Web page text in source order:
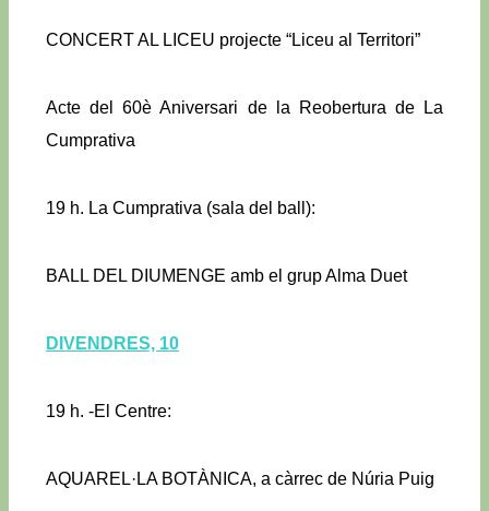
CONCERT AL LICEU projecte “Liceu al Territori”
Acte del 60è Aniversari de la Reobertura de La
Cumprativa
19 h. La Cumprativa (sala del ball):
BALL DEL DIUMENGE amb el grup Alma Duet
DIVENDRES, 10
19 h. -El Centre:
AQUAREL·LA BOTÀNICA, a càrrec de Núria Puig